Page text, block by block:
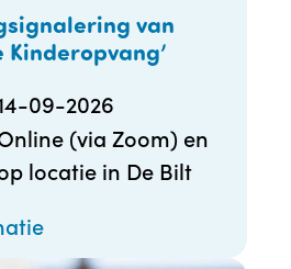
van
09-2026
(via Zoom) en
locatie in De Bilt